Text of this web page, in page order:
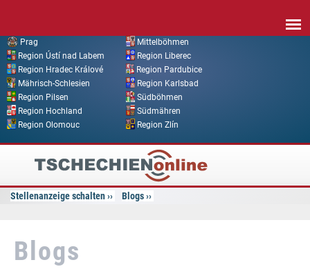
Prag
Mittelböhmen
Region Ústí nad Labem
Region Liberec
Region Hradec Králové
Region Pardubice
Mährisch-Schlesien
Region Karlsbad
Region Pilsen
Südböhmen
Region Hochland
Südmähren
Region Olomouc
Region Zlín
Tschechien
Online
Stellenanzeige schalten Blogs
Blogs